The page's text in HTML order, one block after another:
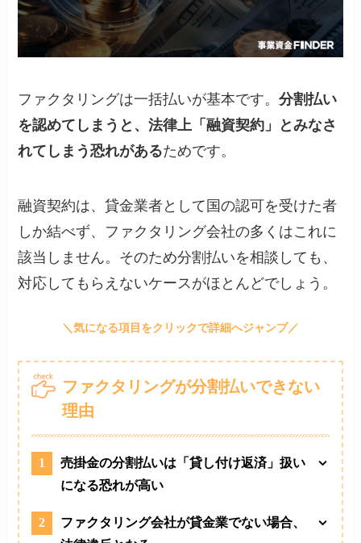
ファクタリングは一括払いが基本です。分割払い
を認めてしまうと、法律上「融資契約」とみなさ
れてしまう恐れがあるためです。
融資契約は、貸金業者として国の認可を受けた者
しか結べず、ファクタリング会社の多くはこれに
該当しません。そのため分割払いを相談しても、
対応してもらえないケースがほとんどでしょう。
ファクタリングが分割払いできない
理由
1
売掛金の分割払いは「貸し付け返済」扱い
になる恐れが高い
2
ファクタリング会社が貸金業でない場合、